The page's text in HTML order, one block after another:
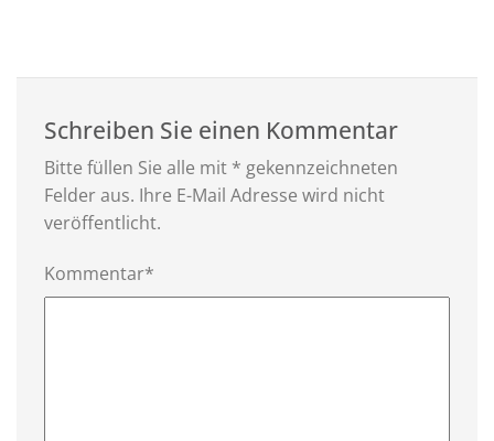
Schreiben Sie einen Kommentar
Bitte füllen Sie alle mit * gekennzeichneten
Felder aus. Ihre E-Mail Adresse wird nicht
veröffentlicht.
Kommentar*